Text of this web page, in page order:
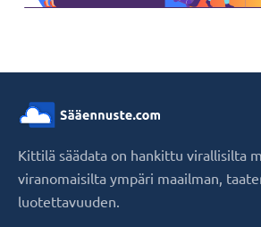
Kittilä säädata on hankittu virallisilta
viranomaisilta ympäri maailman,
luotettavuuden.